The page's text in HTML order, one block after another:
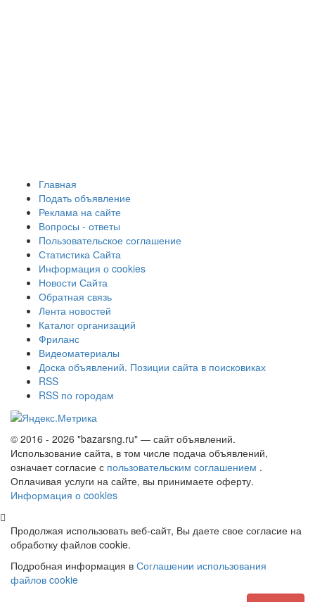
Главная
Подать объявление
Реклама на сайте
Вопросы - ответы
Пользовательское соглашение
Статистика Сайта
Информация о cookies
Новости Сайта
Обратная связь
Лента новостей
Каталог организаций
Фриланс
Видеоматериалы
Доска объявлений. Позиции сайта в поисковиках
RSS
RSS по городам
© 2016 - 2026 "bazarsng.ru" — сайт объявлений.
Использование сайта, в том числе подача объявлений,
означает согласие с пользовательским соглашением .
Оплачивая услуги на сайте, вы принимаете оферту.
Информация о cookies
Продолжая использовать веб-сайт, Вы даете свое согласие на
обработку файлов cookie.
Подробная информация в Соглашении использования
файлов cookie